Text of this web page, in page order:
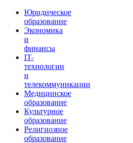
Юридическое
образование
Экономика
и
финансы
IT-
технологии
и
телекоммуникации
Медицинское
образование
Культурное
образование
Религиозное
образование